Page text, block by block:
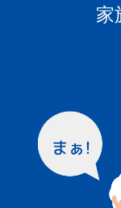
家